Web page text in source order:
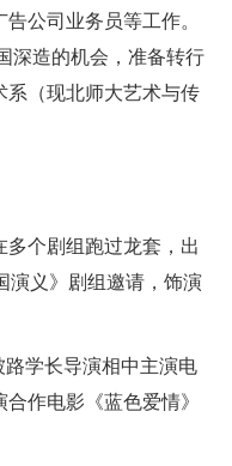
公司业务员等工作。
深造的机会，准备转行
系（现北师大艺术与传
个剧组跑过龙套，出
演义》剧组邀请，饰演
路学长导演相中主演电
作电影《蓝色爱情》